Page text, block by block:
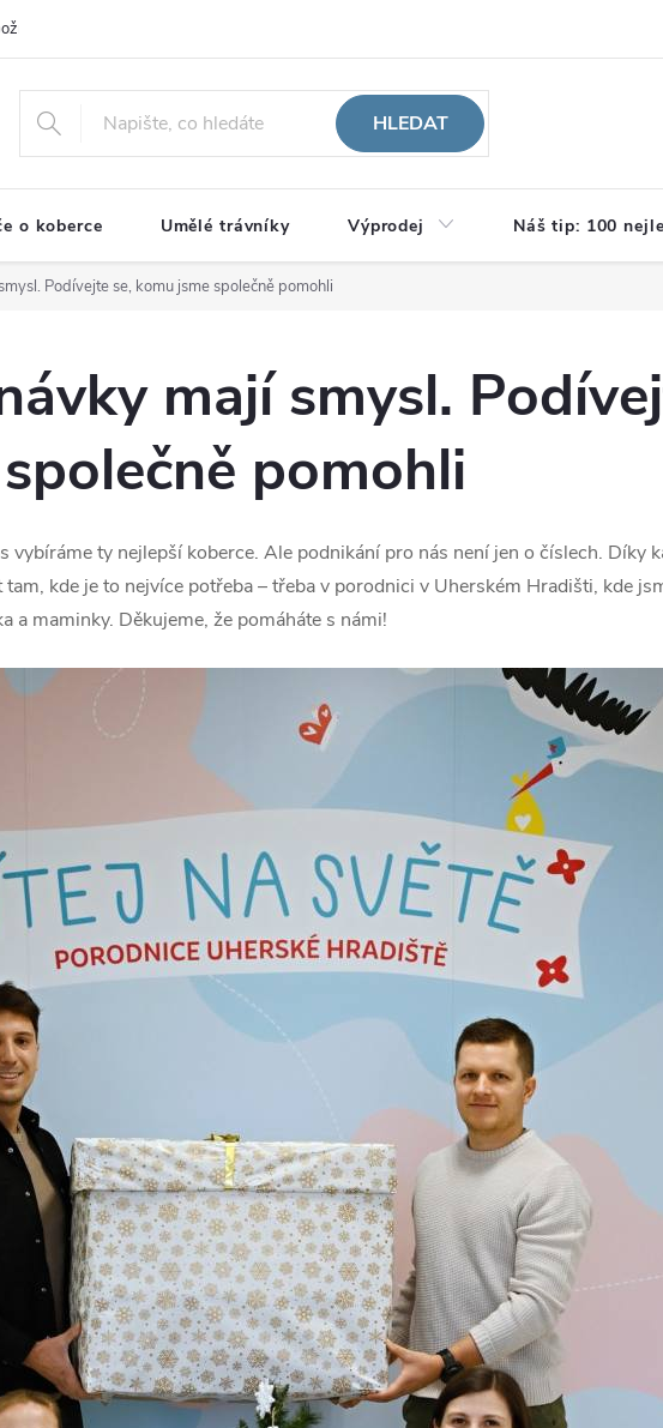
HLEDAT
o koberce Umělé trávníky Výprodej Náš tip: 100
Podívejte se, komu jsme společně pomohli
mají smysl.
pomohli
vybíráme ty nejlepší koberce. Ale podnikání pro nás není jen o číslech. Díky
kde je to nejvíce potřeba – třeba v porodnici v Uherském Hradišti, kde
a maminky. Děkujeme, že pomáháte s námi!